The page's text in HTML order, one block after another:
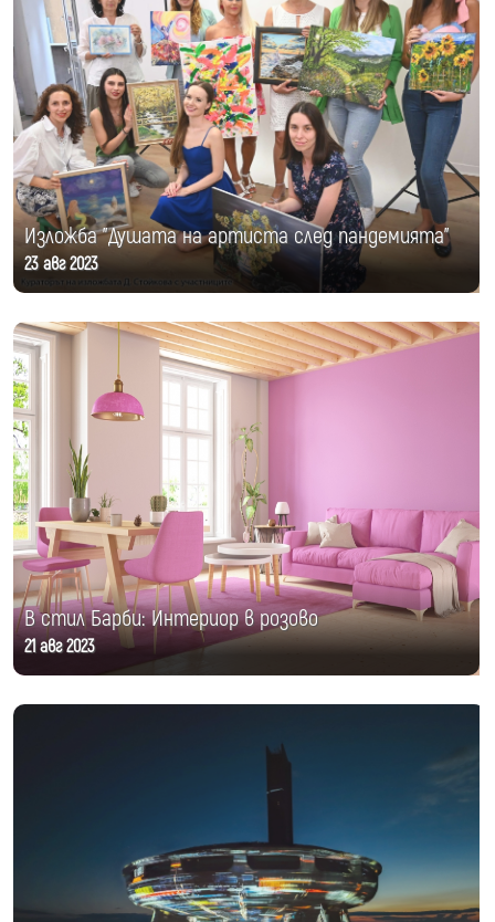
Изложба "Душата на артиста след пандемията"
23 авг 2023
В стил Барби: Интериор в розово
21 авг 2023